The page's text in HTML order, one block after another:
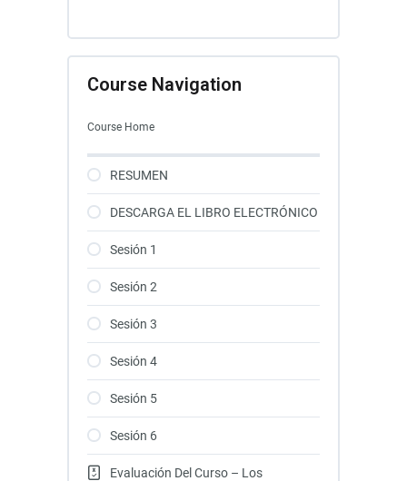
Course Navigation
Course Home
RESUMEN
DESCARGA EL LIBRO ELECTRÓNICO
Sesión 1
Sesión 2
Sesión 3
Sesión 4
Sesión 5
Sesión 6
Evaluación Del Curso – Los